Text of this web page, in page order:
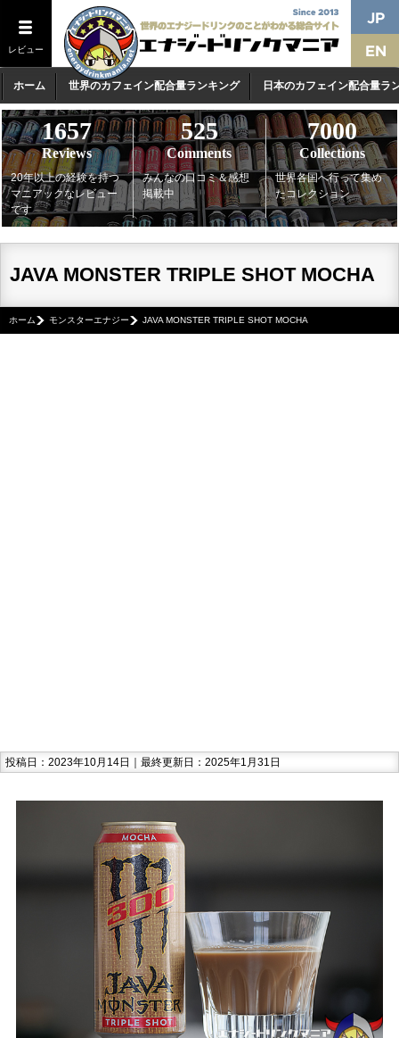
レビュー
ホーム 世界のカフェイン配合量ランキング 日本のカフェイン配合量ラ
1657
Reviews
20年以上の経験を持つ
マニアックなレビュー
です
525
Comments
みんなの口コミ＆感想
掲載中
7000
Collections
世界各国へ行って集め
たコレクション
JAVA MONSTER TRIPLE SHOT MOCHA
ホーム モンスターエナジー JAVA MONSTER TRIPLE SHOT MOCHA
投稿日：2023年10月14日｜最終更新日：2025年1月31日